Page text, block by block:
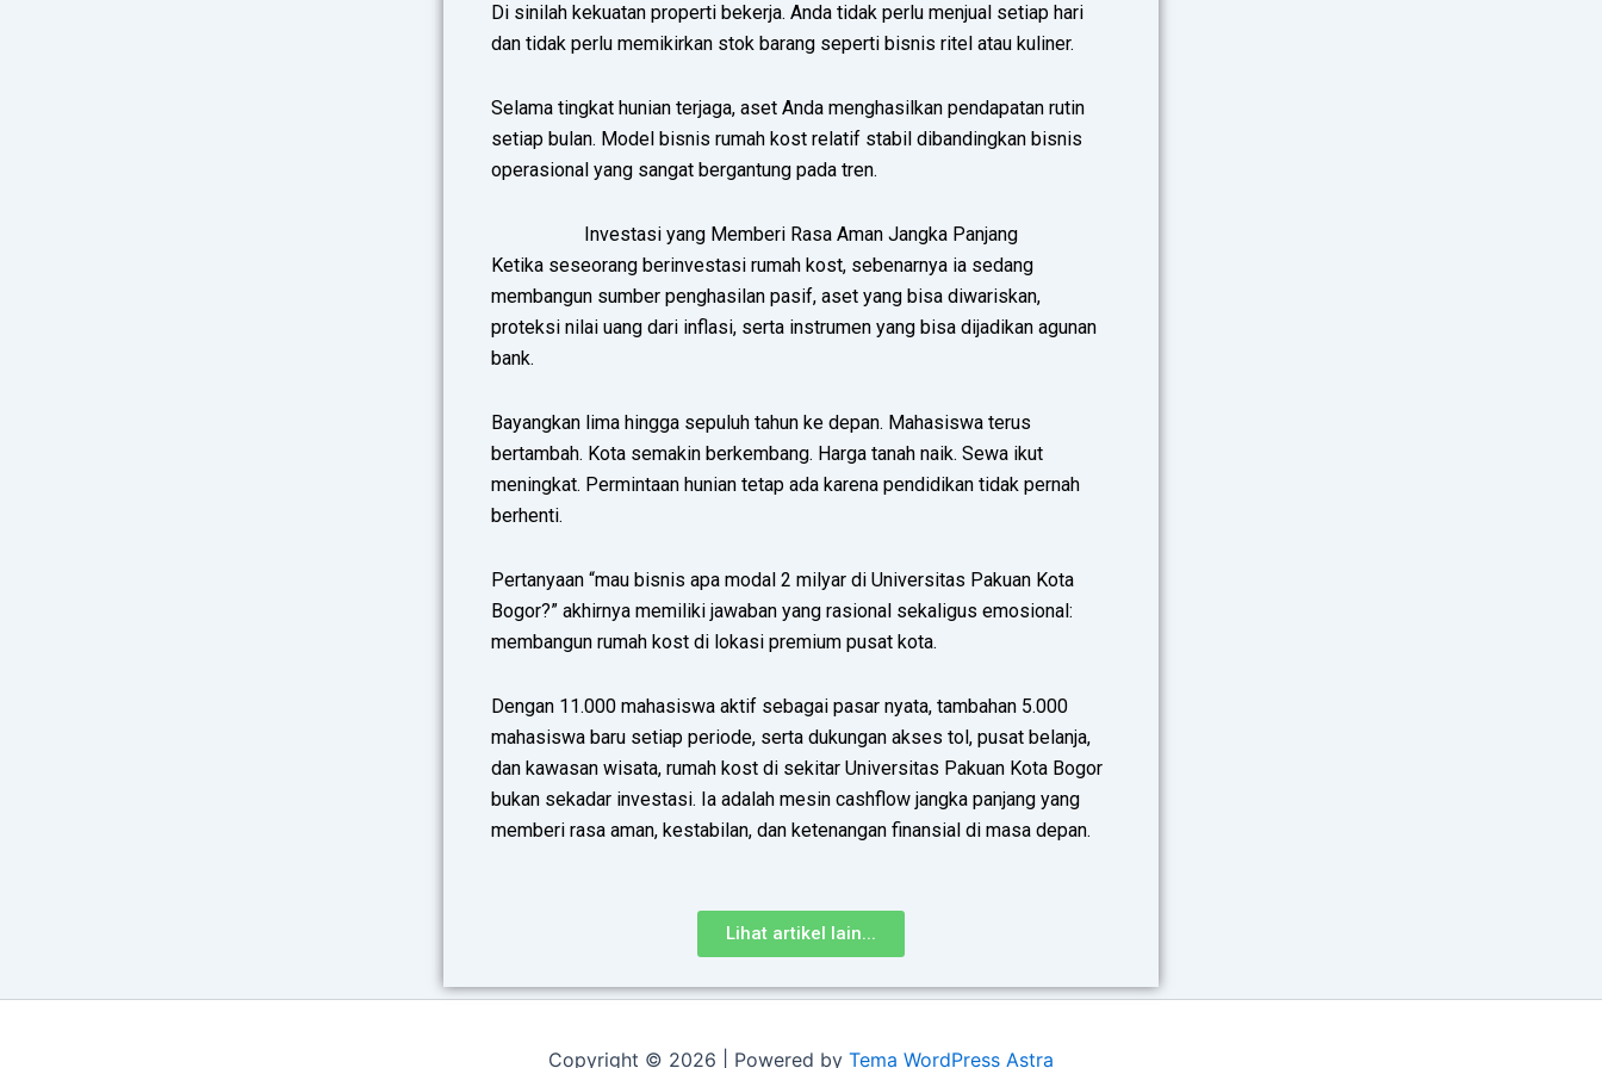
Di sinilah kekuatan properti bekerja. Anda tidak perlu menjual setiap hari
dan tidak perlu memikirkan stok barang seperti bisnis ritel atau kuliner.
Selama tingkat hunian terjaga, aset Anda menghasilkan pendapatan rutin
setiap bulan. Model bisnis rumah kost relatif stabil dibandingkan bisnis
operasional yang sangat bergantung pada tren.
Investasi yang Memberi Rasa Aman Jangka Panjang
Ketika seseorang berinvestasi rumah kost, sebenarnya ia sedang
membangun sumber penghasilan pasif, aset yang bisa diwariskan,
proteksi nilai uang dari inflasi, serta instrumen yang bisa dijadikan agunan
bank.
Bayangkan lima hingga sepuluh tahun ke depan. Mahasiswa terus
bertambah. Kota semakin berkembang. Harga tanah naik. Sewa ikut
meningkat. Permintaan hunian tetap ada karena pendidikan tidak pernah
berhenti.
Pertanyaan “mau bisnis apa modal 2 milyar di Universitas Pakuan Kota
Bogor?” akhirnya memiliki jawaban yang rasional sekaligus emosional:
membangun rumah kost di lokasi premium pusat kota.
Dengan 11.000 mahasiswa aktif sebagai pasar nyata, tambahan 5.000
mahasiswa baru setiap periode, serta dukungan akses tol, pusat belanja,
dan kawasan wisata, rumah kost di sekitar Universitas Pakuan Kota Bogor
bukan sekadar investasi. Ia adalah mesin cashflow jangka panjang yang
memberi rasa aman, kestabilan, dan ketenangan finansial di masa depan.
Lihat artikel lain...
Copyright © 2026 | Powered by Tema WordPress Astra